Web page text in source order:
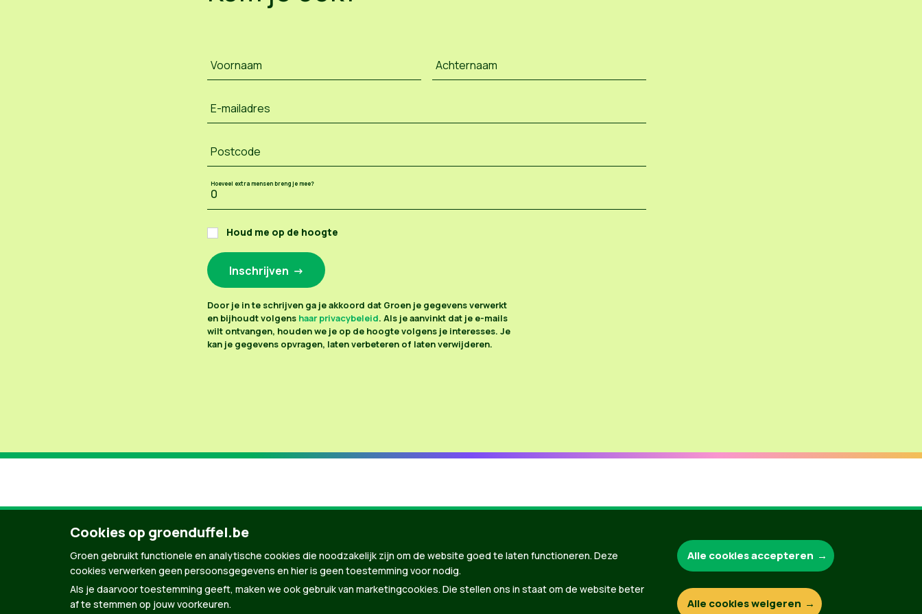
Voornaam Achternaam
E-mailadres
Postcode
Hoeveel extra mensen breng je mee?
Houd me op de hoogte
Door je in te schrijven ga je akkoord dat Groen je gegevens verwerkt
en bijhoudt volgens haar privacybeleid. Als je aanvinkt dat je e-mails
wilt ontvangen, houden we je op de hoogte volgens je interesses. Je
kan je gegevens opvragen, laten verbeteren of laten verwijderen.
Groen.be
Cookies op groenduffel.be
Groen gebruikt functionele en analytische cookies die noodzakelijk zijn om de website goed te laten functioneren. Deze
cookies verwerken geen persoonsgegevens en hier is geen toestemming voor nodig.
Als je daarvoor toestemming geeft, maken we ook gebruik van marketingcookies. Die stellen ons in staat om de website beter
af te stemmen op jouw voorkeuren.
Alle cookies accepteren
Alle cookies weigeren